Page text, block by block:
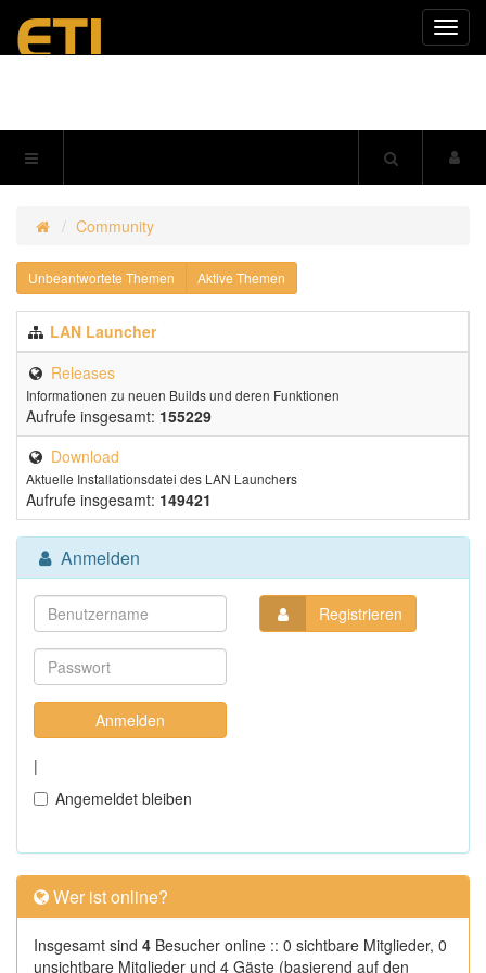
Community
Unbeantwortete Themen Aktive Themen
LAN Launcher
Releases
Informationen zu neuen Builds und deren Funktionen
Aufrufe insgesamt: 155229
Download
Aktuelle Installationsdatei des LAN Launchers
Aufrufe insgesamt: 149421
Anmelden
|
Angemeldet bleiben
Registrieren
Wer ist online?
Insgesamt sind 4 Besucher online :: 0 sichtbare Mitglieder, 0
unsichtbare Mitglieder und 4 Gäste (basierend auf den